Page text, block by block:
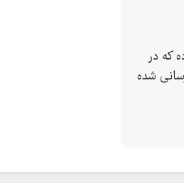
و پشم سازند. پشمک ایرانی
که در
شده